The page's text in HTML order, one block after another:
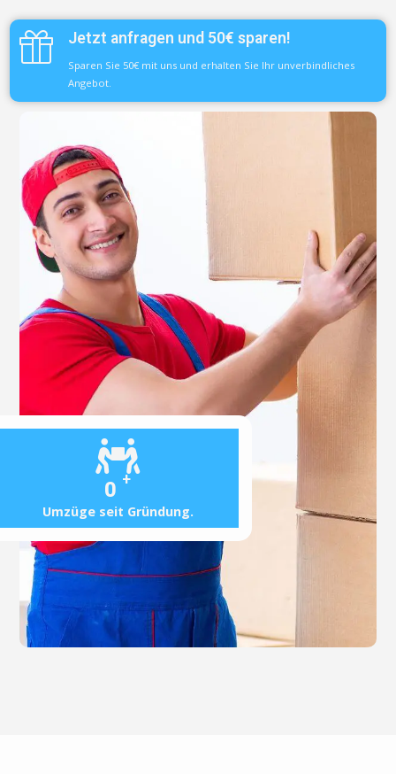
0 +
Umzüge seit Gründung.
Jetzt anfragen und 50€ sparen!
Sparen Sie 50€ mit uns und erhalten Sie Ihr unverbindliches
Angebot.